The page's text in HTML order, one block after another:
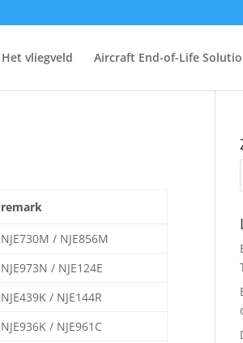
Het vliegveld Aircraft End-of-Life
remark
NJE730M / NJE856M
NJE973N / NJE124E
NJE439K / NJE144R
NJE936K / NJE961C